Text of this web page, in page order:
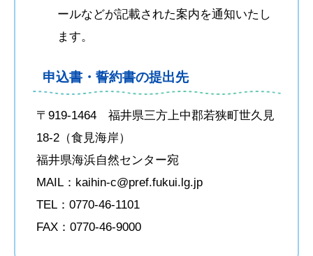
ールなどが記載された案内を通知いたし
ます。
申込書・誓約書の提出先
〒919-1464 福井県三方上中郡若狭町世久見
18-2（食見海岸）
福井県海浜自然センター宛
MAIL：kaihin-c@pref.fukui.lg.jp
TEL：0770-46-1101
FAX：0770-46-9000